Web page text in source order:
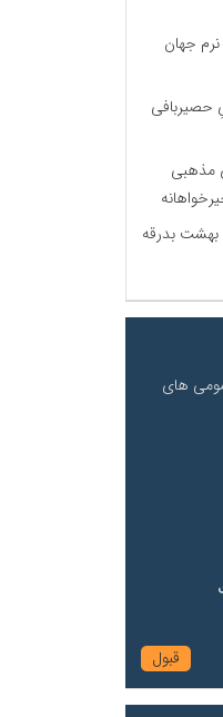
جهان
حصیربافی
مذهبی
بهشت بدرقه
های